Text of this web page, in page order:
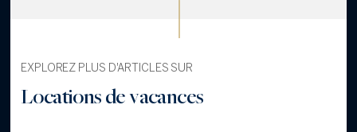
EXPLOREZ PLUS D'ARTICLES SUR
Locations de vacances